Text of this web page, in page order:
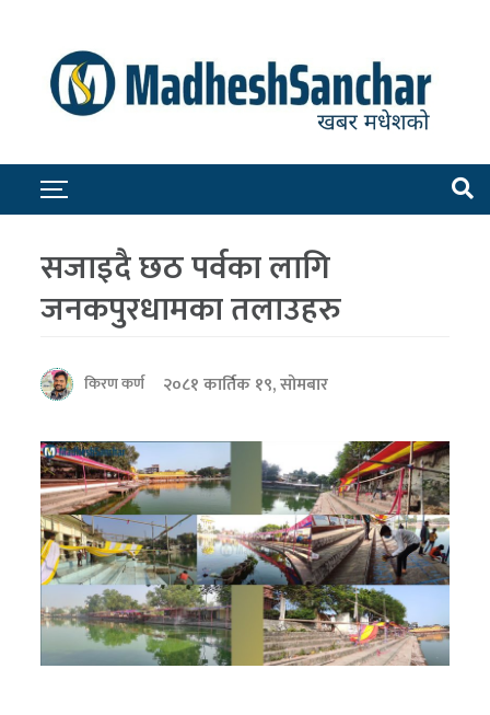
सजाइदै छठ पर्वका लागि
जनकपुरधामका तलाउहरु
किरण कर्ण २०८१ कार्तिक १९, सोमबार